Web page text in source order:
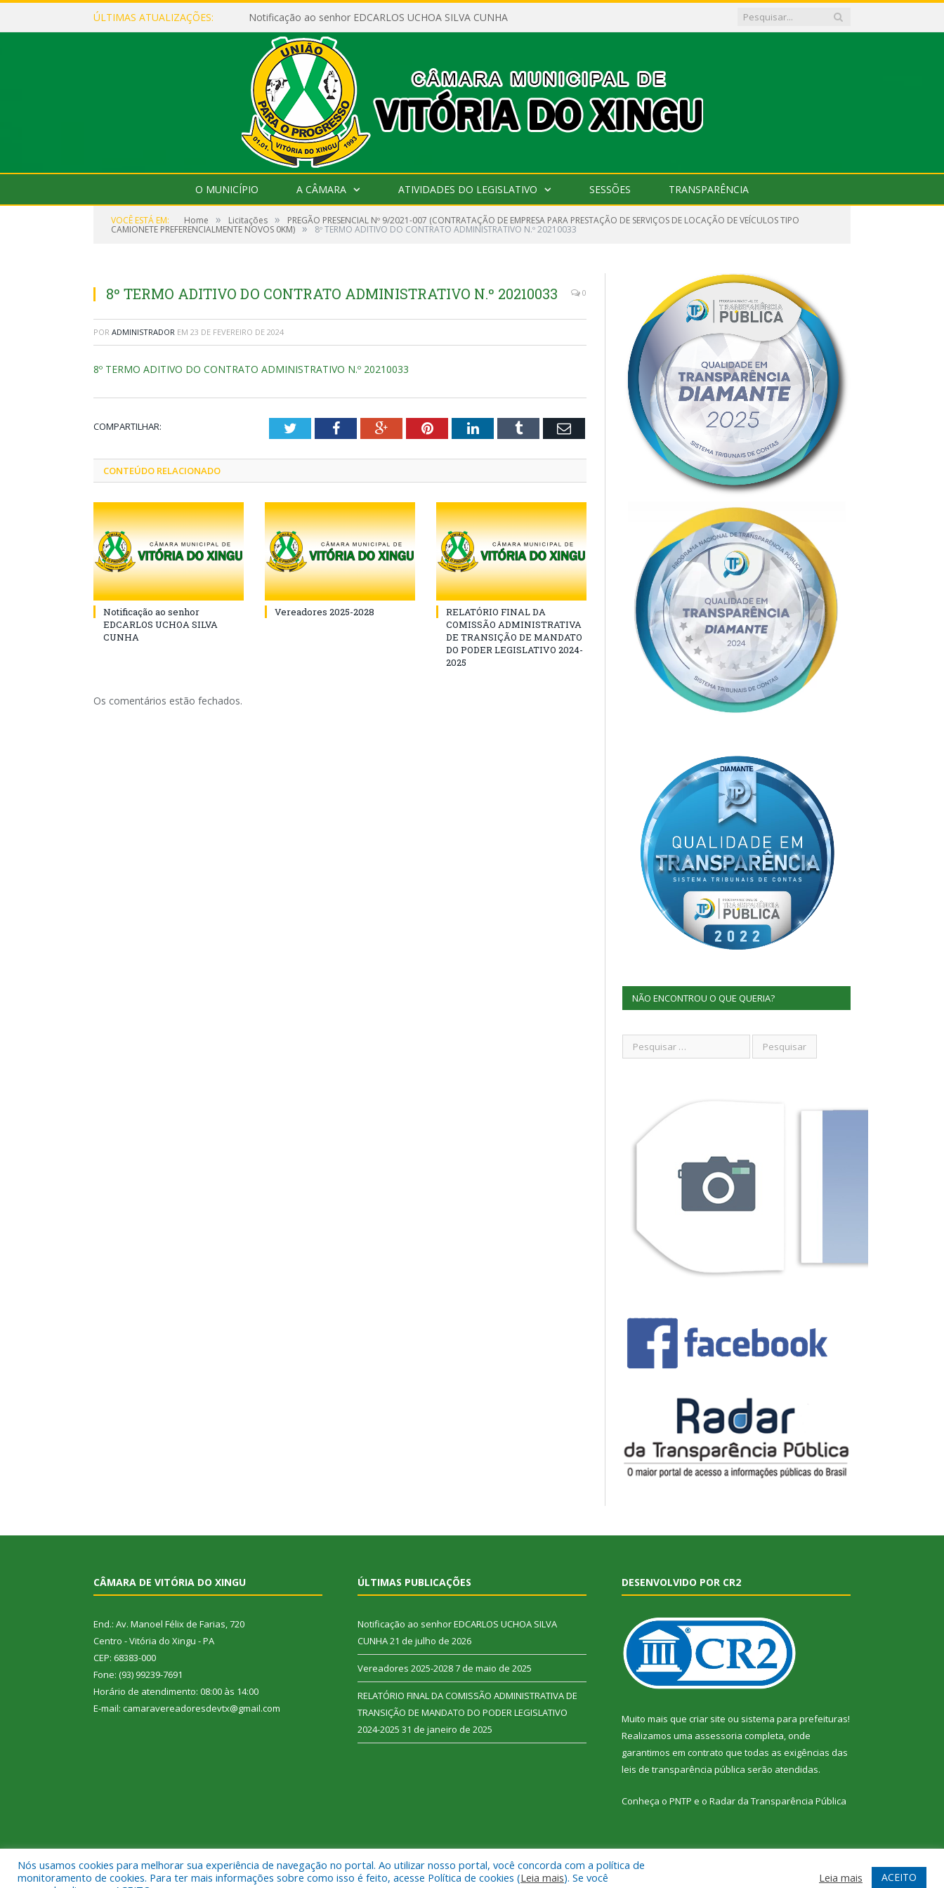
ÚLTIMAS ATUALIZAÇÕES: Notificação ao senhor EDCARLOS UCHOA SILVA CUNHA
O MUNICÍPIO A CÂMARA ATIVIDADES DO LEGISLATIVO SESSÕES TRANSPARÊNCIA
VOCÊ ESTÁ EM: Home » Licitações » PREGÃO PRESENCIAL Nº 9/2021-007 (CONTRATAÇÃO DE EMPRESA PARA PRESTAÇÃO DE SERVIÇOS DE LOCAÇÃO DE VEÍCULOS TIPO
CAMIONETE PREFERENCIALMENTE NOVOS 0KM) » 8º TERMO ADITIVO DO CONTRATO ADMINISTRATIVO N.º 20210033
8º TERMO ADITIVO DO CONTRATO ADMINISTRATIVO N.º 20210033 0
POR ADMINISTRADOR EM 23 DE FEVEREIRO DE 2024
8º TERMO ADITIVO DO CONTRATO ADMINISTRATIVO N.º 20210033
COMPARTILHAR: TwitterFacebookGoogle+PinterestLinkedInTumblr Email
CONTEÚDO RELACIONADO
Notificação ao senhor
EDCARLOS UCHOA SILVA
CUNHA
Vereadores 2025-2028
RELATÓRIO FINAL DA
COMISSÃO ADMINISTRATIVA
DE TRANSIÇÃO DE MANDATO
DO PODER LEGISLATIVO 2024-
2025
Os comentários estão fechados.
NÃO ENCONTROU O QUE QUERIA?
CÂMARA DE VITÓRIA DO XINGU
End.: Av. Manoel Félix de Farias, 720
Centro - Vitória do Xingu - PA
CEP: 68383-000
Fone: (93) 99239-7691
Horário de atendimento: 08:00 às 14:00
E-mail: camaravereadoresdevtx@gmail.com
ÚLTIMAS PUBLICAÇÕES
Notificação ao senhor EDCARLOS UCHOA SILVA
CUNHA21 de julho de 2026
Vereadores 2025-20287 de maio de 2025
RELATÓRIO FINAL DA COMISSÃO ADMINISTRATIVA DE
TRANSIÇÃO DE MANDATO DO PODER LEGISLATIVO
2024-2025 31 de janeiro de 2025
DESENVOLVIDO POR CR2
Muito mais que criar site ou sistema para prefeituras!
Realizamos uma assessoria completa, onde
garantimos em contrato que todas as exigências das
leis de transparência pública serão atendidas.
Conheça o PNTP e o Radar da Transparência Pública
Todos os direitos reservados a Câmara Municipal de Vitória do Xingu. Mapa do Site Acessar Webmail
Nós usamos cookies para melhorar sua experiência de navegação no portal. Ao utilizar nosso portal, você concorda com a política de
monitoramento de cookies. Para ter mais informações sobre como isso é feito, acesse Política de cookies (Leia mais). Se você
Leia mais ACEITO